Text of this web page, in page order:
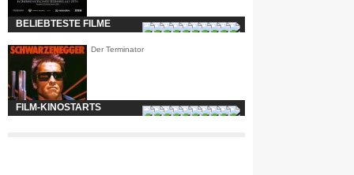
BELIEBTESTE FILME
Der Terminator
FILM-KINOSTARTS